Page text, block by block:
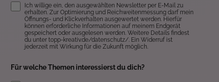
Einwilligung
Ich willige ein, den ausgewählten Newsletter per E-Mail zu
erhalten. Zur Optimierung und Reichweitenmessung darf mein
Öffnungs- und Klickverhalten ausgewertet werden. Hierfür
können erforderliche Informationen auf meinem Endgerät
gespeichert oder ausgelesen werden. Weitere Details findest
du unter topp-kreativ.de/datenschutz/. Ein Widerruf ist
jederzeit mit Wirkung für die Zukunft möglich.
Für welche Themen interessierst du dich?